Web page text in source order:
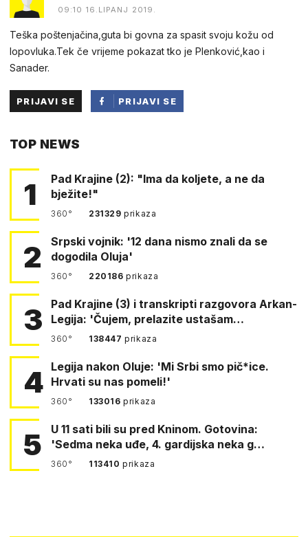
09:10 16.LIPANJ 2019.
Teška poštenjačina,guta bi govna za spasit svoju kožu od
lopovluka.Tek če vrijeme pokazat tko je Plenković,kao i
Sanader.
PRIJAVI SE
PRIJAVI SE
TOP NEWS
1
Pad Krajine (2): "Ima da koljete, a ne da
bježite!"
360° 231329prikaza
2
Srpski vojnik: '12 dana nismo znali da se
dogodila Oluja'
360° 220186prikaza
3
Pad Krajine (3) i transkripti razgovora Arkan-
Legija: 'Čujem, prelazite ustašam…
360° 138447prikaza
4 Legija nakon Oluje: 'Mi Srbi smo pič*ice.
Hrvati su nas pomeli!'
360° 133016prikaza
5
U 11 sati bili su pred Kninom. Gotovina:
'Sedma neka uđe, 4. gardijska neka g…
360° 113410prikaza